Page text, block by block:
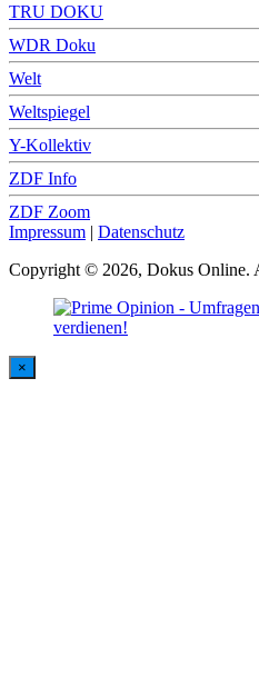
TRU DOKU
WDR Doku
Welt
Weltspiegel
Y-Kollektiv
ZDF Info
ZDF Zoom
Impressum | Datenschutz
Copyright © 2026, Dokus Online.
×